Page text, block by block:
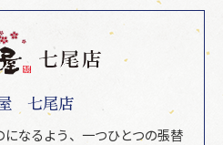
七尾店
なるよう、一つひとつの張替